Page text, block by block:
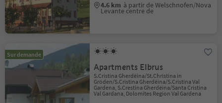
4.6 km à partir de Welschnofen/Nova
Levante centre de
Sur demande
Apartments Elbrus
S.Cristina Gherdëina/St.Christina in
Gröden/S.Cristina Gherdëina/S.Cristina Val
Gardena, S.Crestina Gherdëina/Santa Cristina
Val Gardana, Dolomites Region Val Gardena